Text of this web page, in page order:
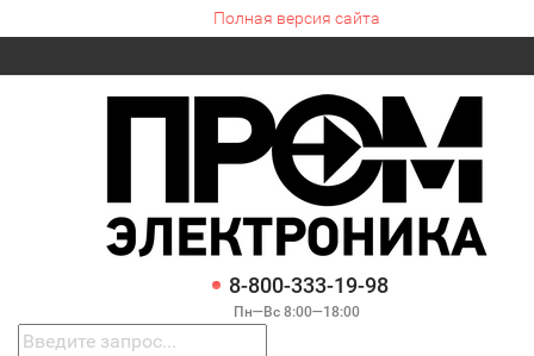
Полная версия сайта
8-800-333-19-98
Пн—Вс 8:00—18:00